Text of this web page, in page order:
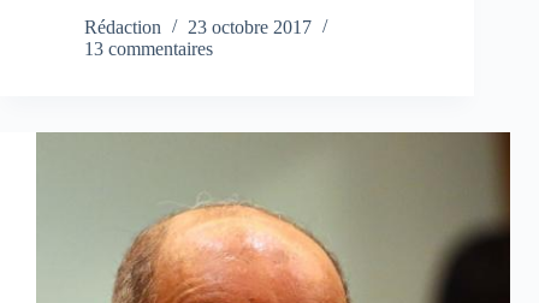
Rédaction
23 octobre 2017
13 commentaires